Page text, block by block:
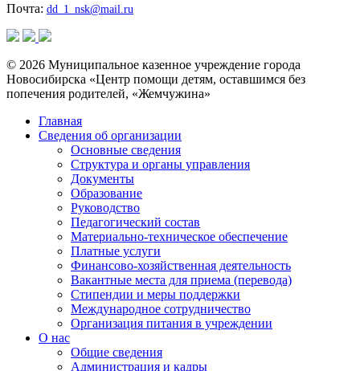
Почта: dd_1_nsk@mail.ru
© 2026 Муниципальное казенное учреждение города
Новосибирска «Центр помощи детям, оставшимся без
попечения родителей, «Жемчужина»
Главная
Сведения об организации
Основные сведения
Структура и органы управления
Документы
Образование
Руководство
Педагогический состав
Материально-техническое обеспечение
Платные услуги
Финансово-хозяйственная деятельность
Вакантные места для приема (перевода)
Стипендии и меры поддержки
Международное сотрудничество
Организация питания в учреждении
О нас
Общие сведения
Администрация и кадры